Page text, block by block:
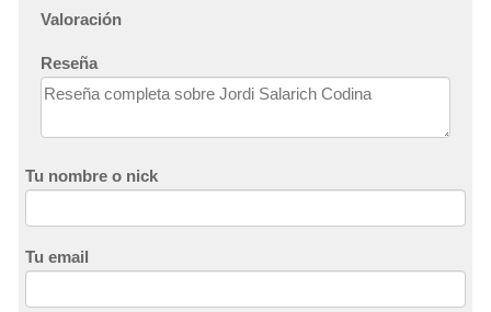
Valoración
Reseña
Tu nombre o nick
Tu email